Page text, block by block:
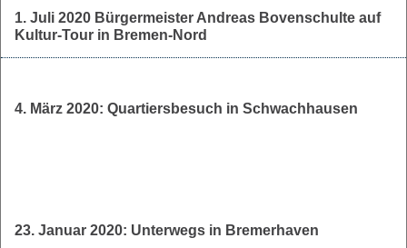
1. Juli 2020 Bürgermeister Andreas Bovenschulte auf
Kultur-Tour in Bremen-Nord
4. März 2020: Quartiersbesuch in Schwachhausen
23. Januar 2020: Unterwegs in Bremerhaven